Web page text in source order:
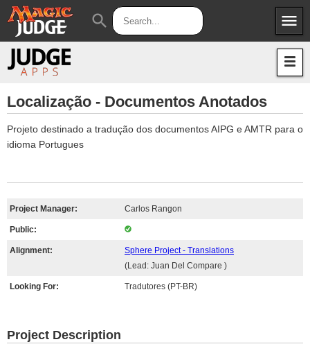
menu
Apps
Judges
JAR
search
Localização - Documentos Anotados
Projeto destinado a tradução dos documentos AIPG e AMTR para o
idioma Portugues
Project Manager: Carlos Rangon
Public:
Alignment:
Sphere Project - Translations
(Lead: Juan Del Compare )
Looking For: Tradutores (PT-BR)
Project Description